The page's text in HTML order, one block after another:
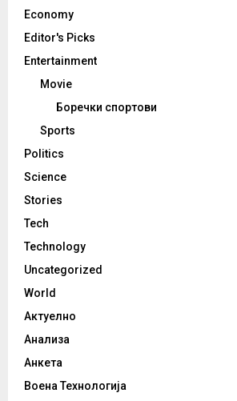
Economy
Editor's Picks
Entertainment
Movie
Боречки спортови
Sports
Politics
Science
Stories
Tech
Technology
Uncategorized
World
Актуелно
Анализа
Анкета
Воена Технологија